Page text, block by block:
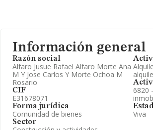
Información general
Razón social
Alfaro Jusue Rafael Alfaro Morte Ana
M Y Jose Carlos Y Morte Ochoa M
Rosario
CIF
E31678071
Forma jurídica
Comunidad de bienes
Sector
6820
Viva